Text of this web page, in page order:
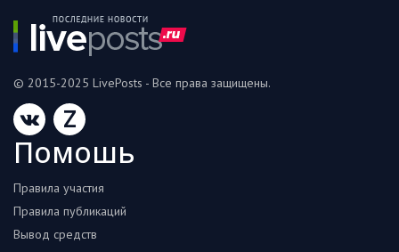
© 2015-2025 LivePosts - Все права защищены.
Z
Помошь
Правила участия
Правила публикаций
Вывод средств